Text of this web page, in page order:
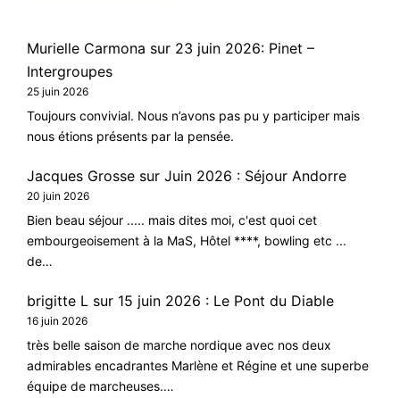
Murielle Carmona sur 23 juin 2026: Pinet –
Intergroupes
25 juin 2026
Toujours convivial. Nous n’avons pas pu y participer mais
nous étions présents par la pensée.
Jacques Grosse sur Juin 2026 : Séjour Andorre
20 juin 2026
Bien beau séjour ..... mais dites moi, c'est quoi cet
embourgeoisement à la MaS, Hôtel ****, bowling etc ...
de…
brigitte L sur 15 juin 2026 : Le Pont du Diable
16 juin 2026
très belle saison de marche nordique avec nos deux
admirables encadrantes Marlène et Régine et une superbe
équipe de marcheuses.…